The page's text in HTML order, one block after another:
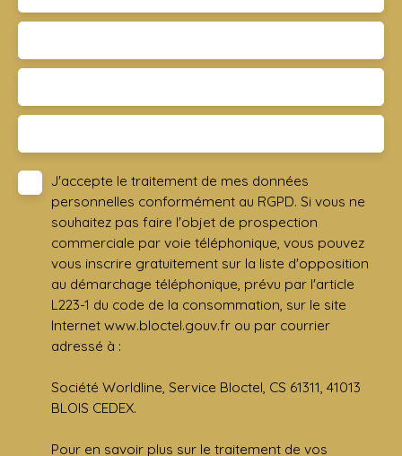
J'accepte le traitement de mes données
personnelles conformément au RGPD. Si vous ne
souhaitez pas faire l'objet de prospection
commerciale par voie téléphonique, vous pouvez
vous inscrire gratuitement sur la liste d'opposition
au démarchage téléphonique, prévu par l'article
L223-1 du code de la consommation, sur le site
Internet www.bloctel.gouv.fr ou par courrier
adressé à :
Société Worldline, Service Bloctel, CS 61311, 41013
BLOIS CEDEX.
Pour en savoir plus sur le traitement de vos